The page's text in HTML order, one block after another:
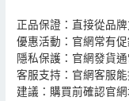
正品保證：直接從品
優惠活動：官網常有
隱私保護：官網發貨
客服支持：官網客服
建議：購買前確認官